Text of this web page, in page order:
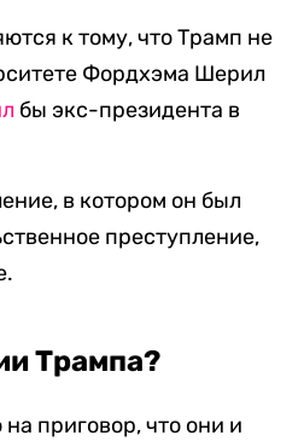
к тому, что Трамп не
Фордхэма Шерил
бы экс-президента в
в котором он был
преступление,
Трампа?
приговор, что они и